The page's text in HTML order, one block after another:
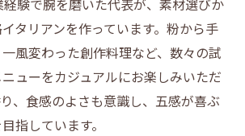
験で腕を磨いた代表が、素材選びか
タリアンを作っています。粉から手
風変わった創作料理など、数々の試
ューをカジュアルにお楽しみいただ
、食感のよさも意識し、五感が喜ぶ
指しています。